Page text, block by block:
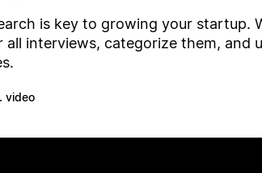
is key to growing your startup.
all interviews, categorize them, and
video